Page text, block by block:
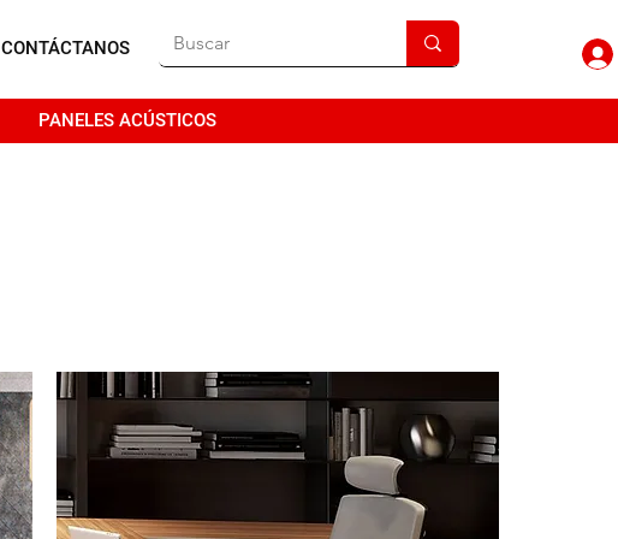
CONTÁCTANOS
PANELES ACÚSTICOS